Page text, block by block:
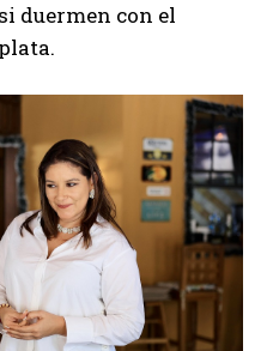
duermen con el